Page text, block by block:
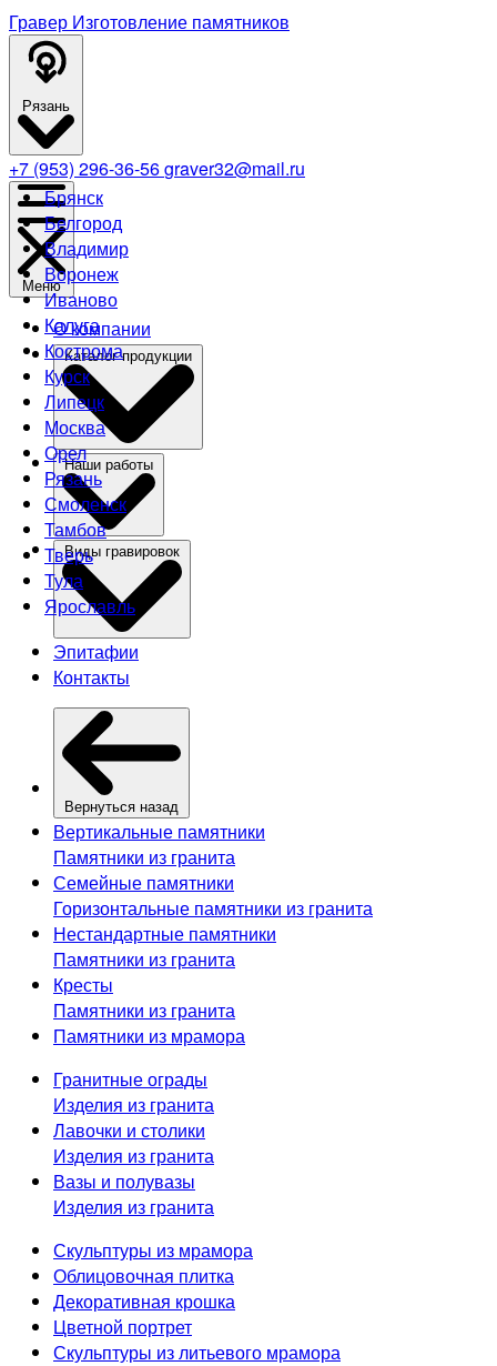
Гравер Изготовление памятников
Рязань
Брянск
Белгород
Владимир
Воронеж
Иваново
Калуга
Кострома
Курск
Липецк
Москва
Орел
Рязань
Смоленск
Тамбов
Тверь
Тула
Ярославль
+7 (953) 296-36-56graver32@mail.ru
Меню
О компании
Эпитафии
Контакты
Вернуться назад
Вертикальные памятники
Памятники из гранита
Семейные памятники
Горизонтальные памятники из гранита
Нестандартные памятники
Памятники из гранита
Кресты
Памятники из гранита
Памятники из мрамора
Гранитные ограды
Изделия из гранита
Лавочки и столики
Изделия из гранита
Вазы и полувазы
Изделия из гранита
Скульптуры из мрамора
Облицовочная плитка
Декоративная крошка
Цветной портрет
Скульптуры из литьевого мрамора